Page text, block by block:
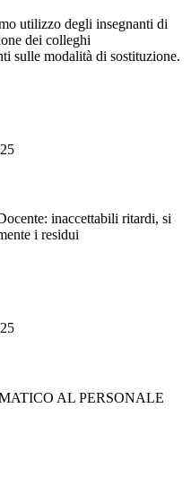
utilizzo degli insegnanti di
dei colleghi
sulle modalità di sostituzione.
inaccettabili ritardi, si
i residui
AL PERSONALE